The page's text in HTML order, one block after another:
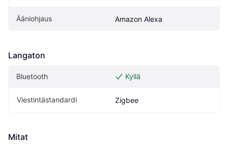
Ääniohjaus Amazon Alexa
Langaton
Bluetooth Kyllä
Viestintästandardi Zigbee
Mitat